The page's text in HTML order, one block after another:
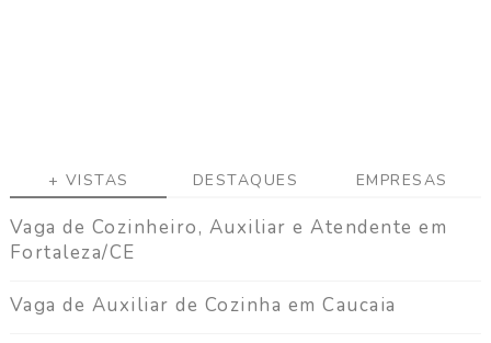
+ VISTAS DESTAQUES EMPRESAS
Vaga de Cozinheiro, Auxiliar e Atendente em
Fortaleza/CE
Vaga de Auxiliar de Cozinha em Caucaia